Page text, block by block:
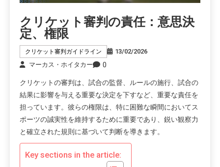
クリケット審判の責任：意思決
定、権限
クリケット審判ガイドライン
13/02/2026
マーカス・ホイタカー
0
クリケットの審判は、試合の監督、ルールの施行、試合の
結果に影響を与える重要な決定を下すなど、重要な責任を
担っています。彼らの権限は、特に困難な瞬間においてス
ポーツの誠実性を維持するために重要であり、鋭い観察力
と確立された規則に基づいて判断を導きます。
Key sections in the article: